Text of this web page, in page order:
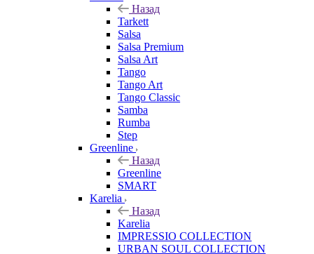
Назад
Tarkett
Salsa
Salsa Premium
Salsa Art
Tango
Tango Art
Tango Classic
Samba
Rumba
Step
Greenline
Назад
Greenline
SMART
Karelia
Назад
Karelia
IMPRESSIO COLLECTION
URBAN SOUL COLLECTION